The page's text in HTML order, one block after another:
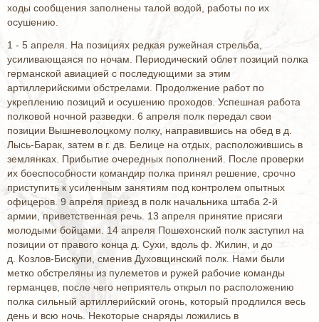
ходы сообщения заполнены талой водой, работы по их
осушению.
1 - 5 апреля. На позициях редкая ружейная стрельба,
усиливающаяся по ночам. Периодический облет позиций полка
германской авиацией с последующими за этим
артиллерийскими обстрелами. Продолжение работ по
укреплению позиций и осушению проходов. Успешная работа
полковой ночной разведки. 6 апреля полк передал свои
позиции Вышневолоцкому полку, направившись на обед в д.
Лысь-Барак, затем в г. дв. Белице на отдых, расположившись в
землянках. Прибытие очередных пополнений. После проверки
их боеспособности командир полка принял решение, срочно
приступить к усиленным занятиям под контролем опытных
офицеров. 9 апреля приезд в полк начальника штаба 2-й
армии, приветственная речь. 13 апреля принятие присяги
молодыми бойцами. 14 апреля Пошехонский полк заступил на
позиции от правого конца д. Сухи, вдоль ф. Жилин, и до
д. Козлов-Бискупи, сменив Духовщинский полк. Нами были
метко обстреляны из пулеметов и ружей рабочие команды
германцев, после чего неприятель открыл по расположению
полка сильный артиллерийский огонь, который продлился весь
день и всю ночь. Некоторые снаряды ложились в